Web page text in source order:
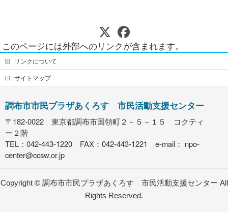
このページには外部へのリンクが含まれます。
リンクについて
サイトマップ
調布市市民プラザあくろす 市民活動支援センター
〒182-0022 東京都調布市国領町２－５－１５ コクティ
ー２階
TEL：042-443-1220 FAX：042-443-1221 e-mail： npo-
center@ccsw.or.jp
Copyright © 調布市市民プラザあくろす 市民活動支援センター All
Rights Reserved.